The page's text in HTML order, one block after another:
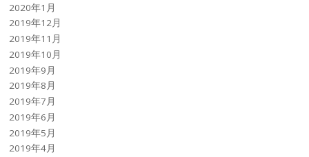
2020年1月
2019年12月
2019年11月
2019年10月
2019年9月
2019年8月
2019年7月
2019年6月
2019年5月
2019年4月